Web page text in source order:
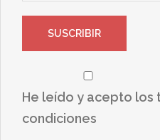
He leído y acepto los
condiciones